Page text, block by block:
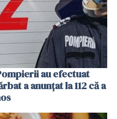
au efectuat
a anunțat la 112 că a